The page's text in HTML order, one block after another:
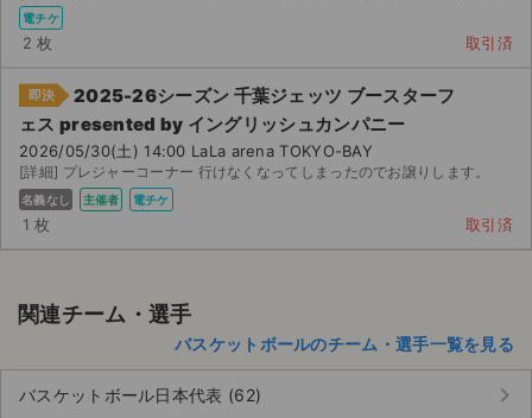
サイト情報
チケットジャム運営会社
チケットジャム利用規約
プライバシーポリシー
特定商取引法に基づく表記
不正転売禁止法について
チケットジャムの取り組み
電チケ
2 枚 取引済
即決
2025-26シーズン 千葉ジェッツ ブースターフ
ェス presented by イングリッシュカンパニー
2026/05/30(土) 14:00 LaLa arena TOKYO-BAY
[詳細] プレジャーコーナー 行けなくなってしまったのでお譲りします。
名義なし 主催者 電チケ
1 枚 取引済
関連チーム・選手
バスケットボールのチーム・選手一覧を見る
バスケットボール日本代表 (62) keyboard_arrow_right